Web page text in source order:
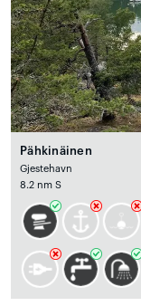
Pähkinäinen
Gjestehavn
8.2 nm S